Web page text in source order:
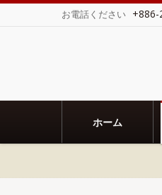
お電話ください +886-
ホーム